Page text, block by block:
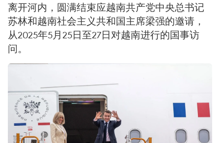
离开河内，圆满结束应越南共产党中央总书记
苏林和越南社会主义共和国主席梁强的邀请，
从2025年5月25日至27日对越南进行的国事访
问。